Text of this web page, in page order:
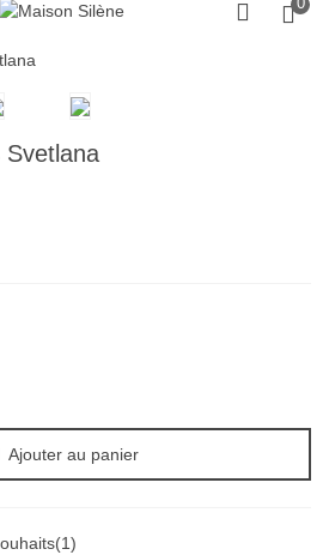
Svetlana
Ajouter au panier
(1)